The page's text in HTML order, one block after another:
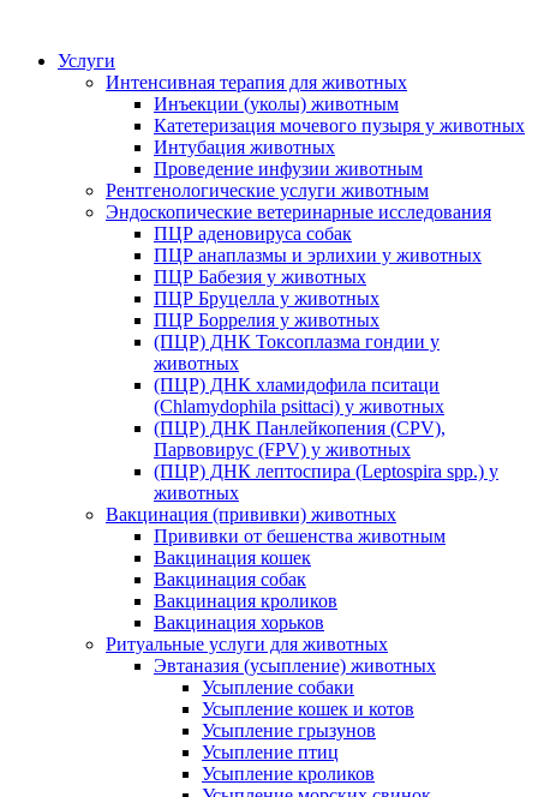
Услуги
Интенсивная терапия для животных
Инъекции (уколы) животным
Катетеризация мочевого пузыря у животных
Интубация животных
Проведение инфузии животным
Рентгенологические услуги животным
Эндоскопические ветеринарные исследования
ПЦР аденовируса собак
ПЦР анаплазмы и эрлихии у животных
ПЦР Бабезия у животных
ПЦР Бруцелла у животных
ПЦР Боррелия у животных
(ПЦР) ДНК Токсоплазма гондии у
животных
(ПЦР) ДНК хламидофила пситаци
(Chlamydophila psittaci) у животных
(ПЦР) ДНК Панлейкопения (CPV),
Парвовирус (FPV) у животных
(ПЦР) ДНК лептоспира (Leptospira spp.) у
животных
Вакцинация (прививки) животных
Прививки от бешенства животным
Вакцинация кошек
Вакцинация собак
Вакцинация кроликов
Вакцинация хорьков
Ритуальные услуги для животных
Эвтаназия (усыпление) животных
Усыпление собаки
Усыпление кошек и котов
Усыпление грызунов
Усыпление птиц
Усыпление кроликов